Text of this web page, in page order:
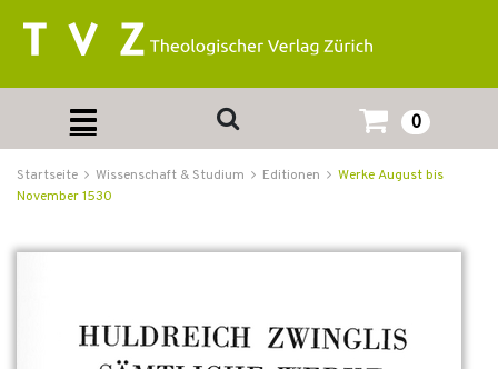
0
Startseite Wissenschaft & Studium Editionen
Werke August bis
November 1530